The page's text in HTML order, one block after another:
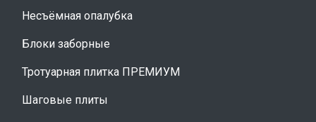
Несъёмная опалубка
Блоки заборные
Тротуарная плитка ПРЕМИУМ
Шаговые плиты